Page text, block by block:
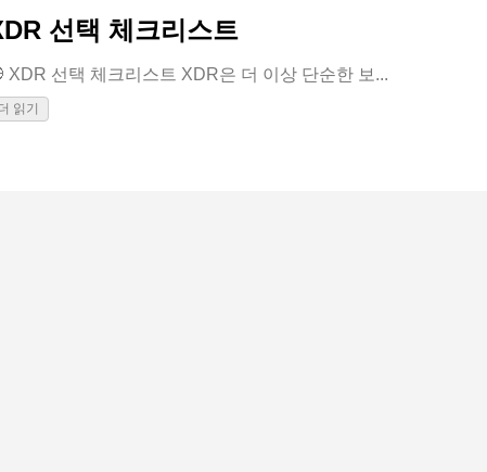
선택 체크리스트
XDR 선택 체크리스트 XDR은 더 이상 단순한 보...
읽기